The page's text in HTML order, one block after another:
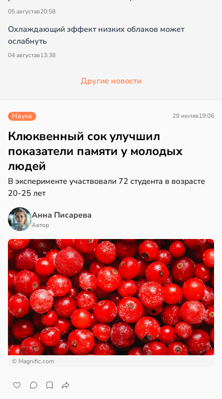
05 августав20:58
Охлаждающий эффект низких облаков может
ослабнуть
04 августав13:38
Другие новости
Наука 29 июляв19:06
Клюквенный сок улучшил
показатели памяти у молодых
людей
В эксперименте участвовали 72 студента в возрасте
20-25 лет
Анна Писарева
Автор
© Magnific.com